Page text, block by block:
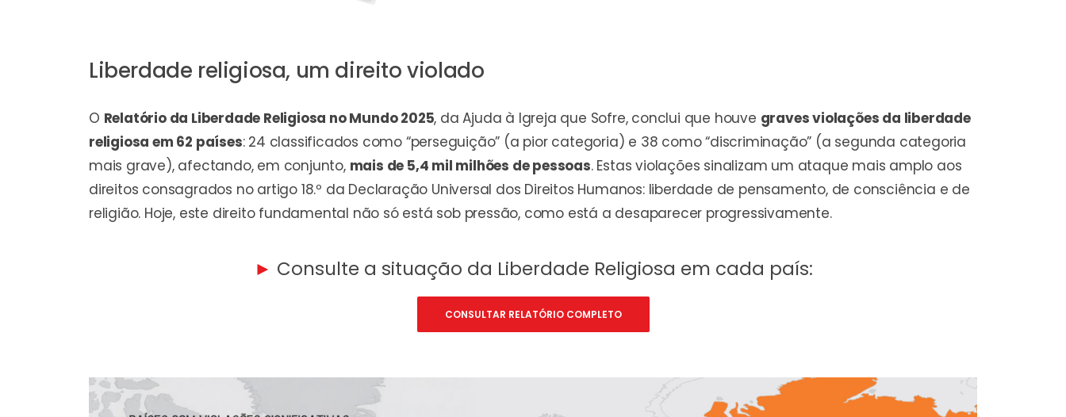
Liberdade religiosa, um direito violado
O Relatório da Liberdade Religiosa no Mundo 2025, da Ajuda à Igreja que Sofre, conclui que houve graves violações da liberdade
religiosa em 62 países: 24 classificados como “perseguição” (a pior categoria) e 38 como “discriminação” (a segunda categoria
mais grave), afectando, em conjunto, mais de 5,4 mil milhões de pessoas. Estas violações sinalizam um ataque mais amplo aos
direitos consagrados no artigo 18.º da Declaração Universal dos Direitos Humanos: liberdade de pensamento, de consciência e de
religião. Hoje, este direito fundamental não só está sob pressão, como está a desaparecer progressivamente.
► Consulte a situação da Liberdade Religiosa em cada país:
CONSULTAR RELATÓRIO COMPLETO